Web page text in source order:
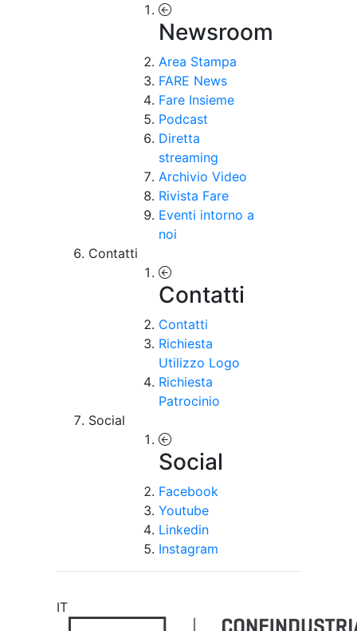
Newsroom
Area Stampa
FARE News
Fare Insieme
Podcast
Diretta
streaming
Archivio Video
Rivista Fare
Eventi intorno a
noi
Contatti
Contatti
Contatti
Richiesta
Utilizzo Logo
Richiesta
Patrocinio
Social
Social
Facebook
Youtube
Linkedin
Instagram
IT